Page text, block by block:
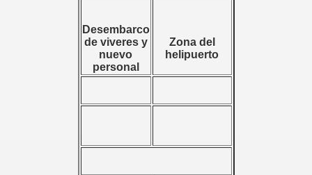
Desembarco
de viveres y
nuevo
personal
Zona del
helipuerto